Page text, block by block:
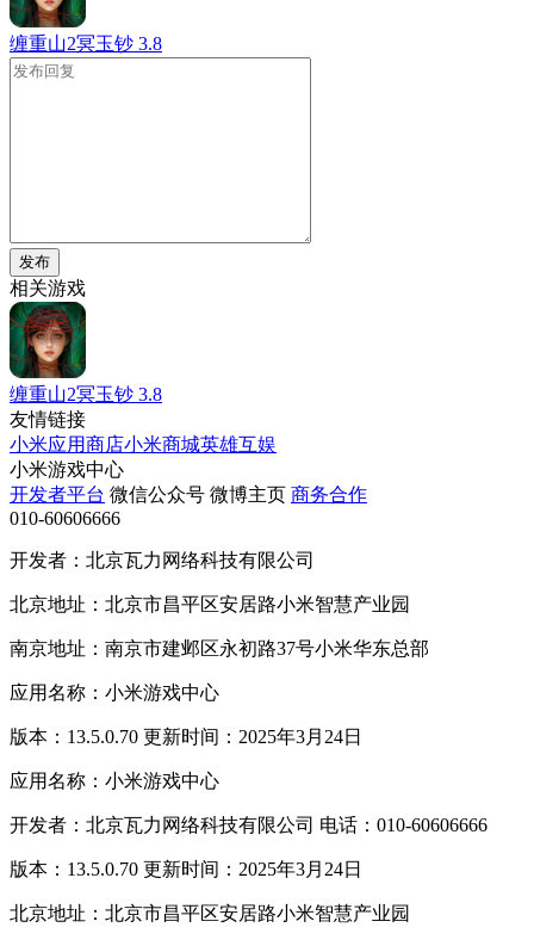
缠重山2冥玉钞 3.8
发布
相关游戏
缠重山2冥玉钞 3.8
友情链接
小米应用商店小米商城英雄互娱
小米游戏中心
开发者平台 微信公众号 微博主页 商务合作
010-60606666
开发者：北京瓦力网络科技有限公司
北京地址：北京市昌平区安居路小米智慧产业园
南京地址：南京市建邺区永初路37号小米华东总部
应用名称：小米游戏中心
版本：13.5.0.70 更新时间：2025年3月24日
应用名称：小米游戏中心
开发者：北京瓦力网络科技有限公司 电话：010-60606666
版本：13.5.0.70 更新时间：2025年3月24日
北京地址：北京市昌平区安居路小米智慧产业园